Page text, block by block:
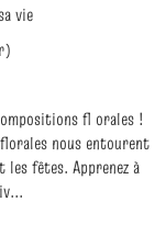
vie
fl orales !
nous entourent
fêtes. Apprenez à